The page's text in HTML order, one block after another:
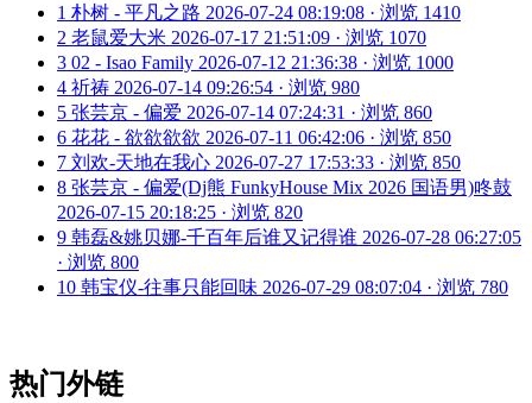
1 朴树 - 平凡之路 2026-07-24 08:19:08 · 浏览 1410
2 老鼠爱大米 2026-07-17 21:51:09 · 浏览 1070
3 02 - Isao Family 2026-07-12 21:36:38 · 浏览 1000
4 祈祷 2026-07-14 09:26:54 · 浏览 980
5 张芸京 - 偏爱 2026-07-14 07:24:31 · 浏览 860
6 花花 - 欲欲欲欲 2026-07-11 06:42:06 · 浏览 850
7 刘欢-天地在我心 2026-07-27 17:53:33 · 浏览 850
8 张芸京 - 偏爱(Dj熊 FunkyHouse Mix 2026 国语男)咚鼓
2026-07-15 20:18:25 · 浏览 820
9 韩磊&姚贝娜-千百年后谁又记得谁 2026-07-28 06:27:05
· 浏览 800
10 韩宝仪-往事只能回味 2026-07-29 08:07:04 · 浏览 780
热门外链